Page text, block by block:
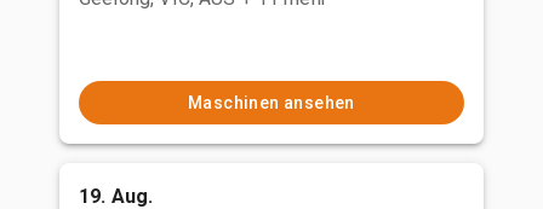
Maschinen ansehen
19. Aug.